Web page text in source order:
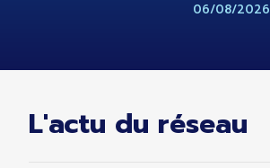
06/08/2026
L'actu du réseau